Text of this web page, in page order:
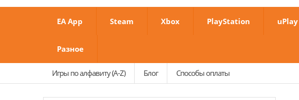
EA App Steam Xbox PlayStation uPlay
Разное
Игры по алфавиту (A-Z) Блог Способы оплаты